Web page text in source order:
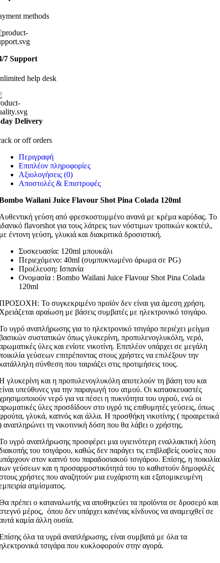
methods
7 Support
help desk
Delivery
or off orders
Περιγραφή
Επιπλέον πληροφορίες
Αξιολογήσεις (0)
Αποστολές & Επιστροφές
Wailani Juice Flavour Shot Pina Colada 120ml
γεύση από φρεσκοστυμμένο ανανά με κρέμα καρύδας. Το
flavorshot για τους λάτρεις των νόστιμων τροπικών κοκτέιλ,
έντονη γεύση, γλυκιά και διακριτικά δροσιστική.
Συσκευασία: 120ml μπουκάλι
Περιεχόμενο: 40ml (συμπυκνωμένο άρωμα σε PG)
Προέλευση: Ισπανία
Ονομασία : Bombo Wailani Juice Flavour Shot Pina Colada
120ml
Το συγκεκριμένο προϊόν δεν είναι για άμεση χρήση.
αραίωση με βάσεις συμβατές με ηλεκτρονικό τσιγάρο.
υγρό αναπλήρωσης για το ηλεκτρονικό τσιγάρο περιέχει μείγμα
συστατικών όπως γλυκερίνη, προπυλενογλυκόλη, νερό,
ύλες και ενίοτε νικοτίνη. Επιπλέον υπάρχει σε μεγάλη
γεύσεων επιτρέποντας στους χρήστες να επιλέξουν την
σύνθεση που ταιριάζει στις προτιμήσεις τους.
γλυκερίνη και η προπυλενογλυκόλη αποτελούν τη βάση του και
υπεύθυνες για την παραγωγή του ατμού. Οι κατασκευαστές
νερό για να πέσει η πυκνότητα του υγρού, ενώ οι
ύλες προσδίδουν στο υγρό τις επιθυμητές γεύσεις, όπως
γλυκά, καπνός και άλλα. Η προσθήκη νικοτίνης ( προαιρετικά
αναπληρώνει τη νικοτινική δόση που θα λάβει ο χρήστης.
υγρό αναπλήρωσης προσφέρει μια υγιεινότερη εναλλακτική λύση
του τσιγάρου, καθώς δεν παράγει τις επιβλαβείς ουσίες που
στον καπνό του παραδοσιακού τσιγάρου. Επίσης, η ποικιλία
γεύσεων και η προσαρμοστικότητά του το καθιστούν δημοφιλές
χρήστες που αναζητούν μια ευχάριστη και εξατομικευμένη
ατμίσματος.
πρέπει ο καταναλωτής να αποθηκεύει τα προϊόντα σε δροσερό και
μέρος, όπου δεν υπάρχει κανένας κίνδυνος να αναμειχθεί σε
καμία άλλη ουσία.
όλα τα υγρά αναπλήρωσης, είναι συμβατά με όλα τα
τσιγάρα που κυκλοφορούν στην αγορά.